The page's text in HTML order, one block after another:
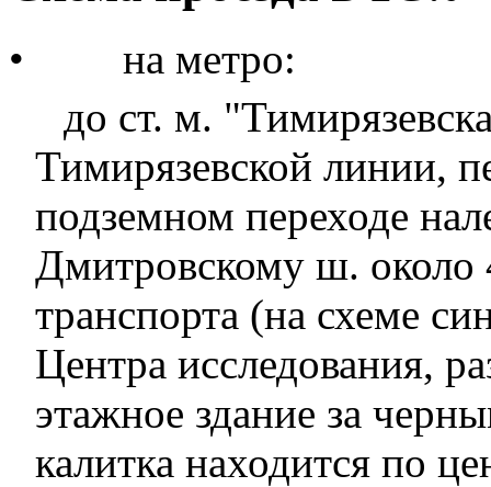
•
на метро:
до ст. м.
Тимирязевской линии,
подземном переходе
Дмитровскому ш.
транспорта (на схеме
Центра исследования,
этажное здание за
калитка находится по